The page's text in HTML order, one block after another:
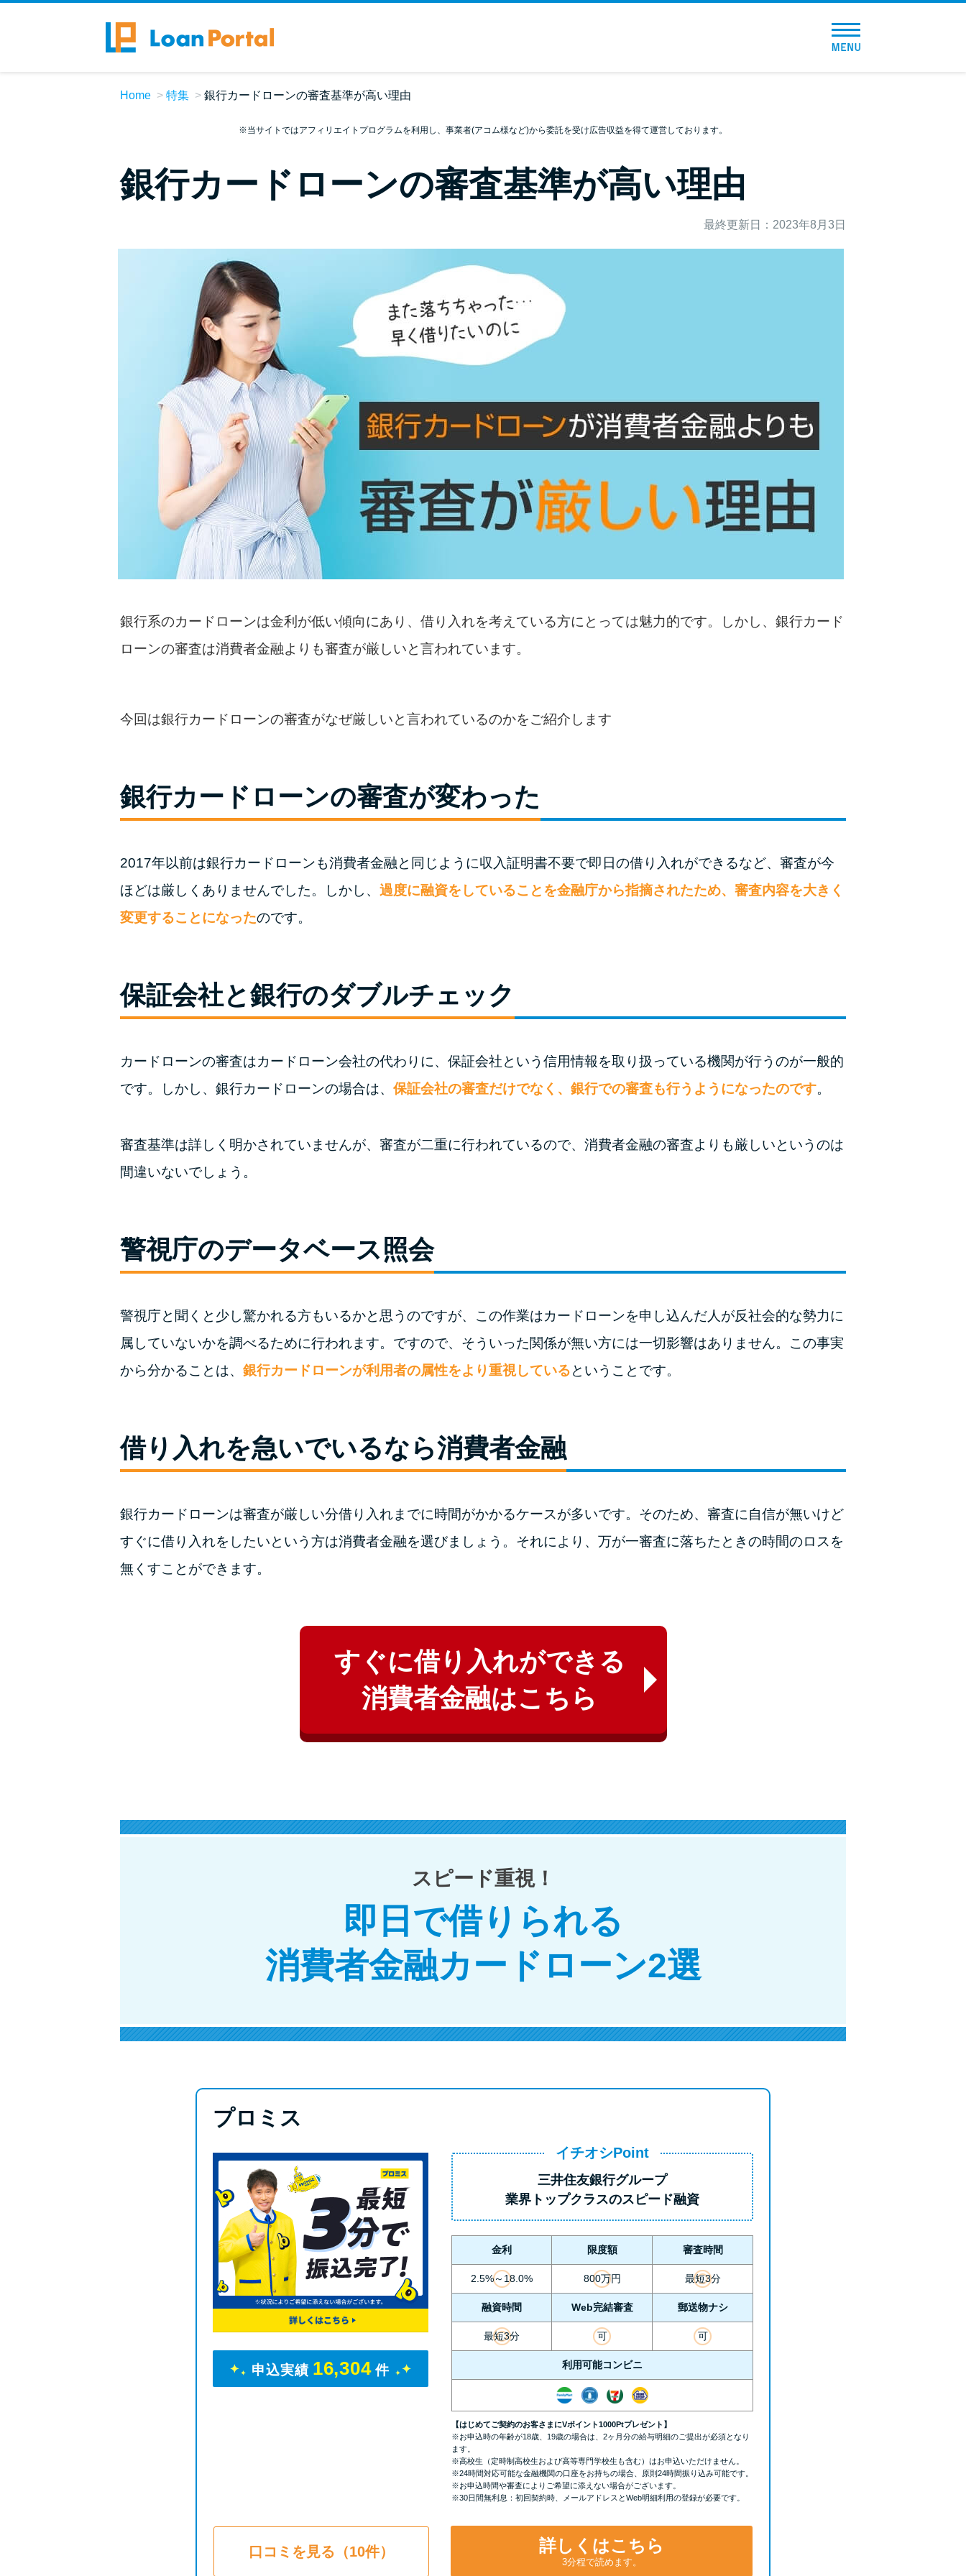
総合人気ランキング
とにかくすぐ借りたい方向け
バレずに借りたい方向け
リボ払いをそのまま払いきると損！
カードローンの見直しで40万円得した話
最速！最短40分で借りられるカードローン
特集ページ一覧
無利息期間を利用して利息0円でお金を借りる3
相談より賢い方法2選
街金とは？絶対審査通る？借金に悩む人へ街金
学生がお金を借りる方法は？親へのバレにくさ
ソフト闇金とは？悪質な手口には要注意！
理由と借りた場合の対処法
アコムとレイクどっちがいいの？ カードロー
イックの口コミを分析
ン別の問い合わせ方法
Home 特集 銀行カードローンの審査基準が高い理由
※当サイトではアフィリエイトプログラムを利用し、事業者(アコム様など)から委託を受け広告収益を得て運営しております。
銀行カードローンの審査基準が高い理由
最終更新日：2023年8月3日
銀行系のカードローンは金利が低い傾向にあり、借り入れを考えている方にとっては魅力的です。しかし、銀行カード
ローンの審査は消費者金融よりも審査が厳しいと言われています。
今回は銀行カードローンの審査がなぜ厳しいと言われているのかをご紹介します
銀行カードローンの審査が変わった
2017年以前は銀行カードローンも消費者金融と同じように収入証明書不要で即日の借り入れができるなど、審査が今
ほどは厳しくありませんでした。しかし、 過度に融資をしていることを金融庁から指摘されたため、審査内容を大きく
変更することになったのです。
保証会社と銀行のダブルチェック
カードローンの審査はカードローン会社の代わりに、保証会社という信用情報を取り扱っている機関が行うのが一般的
です。しかし、銀行カードローンの場合は、 保証会社の審査だけでなく、銀行での審査も行うようになったのです。
審査基準は詳しく明かされていませんが、審査が二重に行われているので、消費者金融の審査よりも厳しいというのは
間違いないでしょう。
警視庁のデータベース照会
警視庁と聞くと少し驚かれる方もいるかと思うのですが、この作業はカードローンを申し込んだ人が反社会的な勢力に
属していないかを調べるために行われます。ですので、そういった関係が無い方には一切影響はありません。この事実
から分かることは、 銀行カードローンが利用者の属性をより重視しているということです。
借り入れを急いでいるなら消費者金融
銀行カードローンは審査が厳しい分借り入れまでに時間がかかるケースが多いです。そのため、審査に自信が無いけど
すぐに借り入れをしたいという方は消費者金融を選びましょう。それにより、万が一審査に落ちたときの時間のロスを
無くすことができます。
すぐに借り入れができる
消費者金融はこちら
スピード重視！
即日で借りられる
消費者金融カードローン2選
プロミス
申込実績 16,304 件
イチオシPoint
三井住友銀行グループ
業界トップクラスのスピード融資
金利 限度額 審査時間
2.5%～18.0% 800万円 最短3分
融資時間 Web完結審査 郵送物ナシ
最短3分 可 可
利用可能コンビニ
【はじめてご契約のお客さまにVポイント1000Ptプレゼント】
※お申込時の年齢が18歳、19歳の場合は、2ヶ月分の給与明細のご提出が必須となり
ます。
※高校生（定時制高校生および高等専門学校生も含む）はお申込いただけません。
※24時間対応可能な金融機関の口座をお持ちの場合、原則24時間振り込み可能です。
※お申込時間や審査によりご希望に添えない場合がございます。
※30日間無利息：初回契約時、メールアドレスとWeb明細利用の登録が必要です。
口コミを見る（10件） 詳しくはこちら
3分程で読めます。